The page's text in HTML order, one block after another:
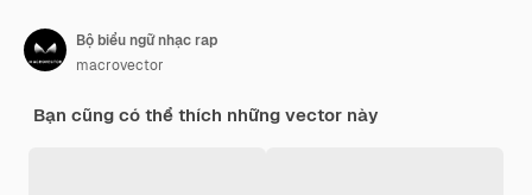
Bộ biểu ngữ nhạc rap
macrovector
Bạn cũng có thể thích những vector này